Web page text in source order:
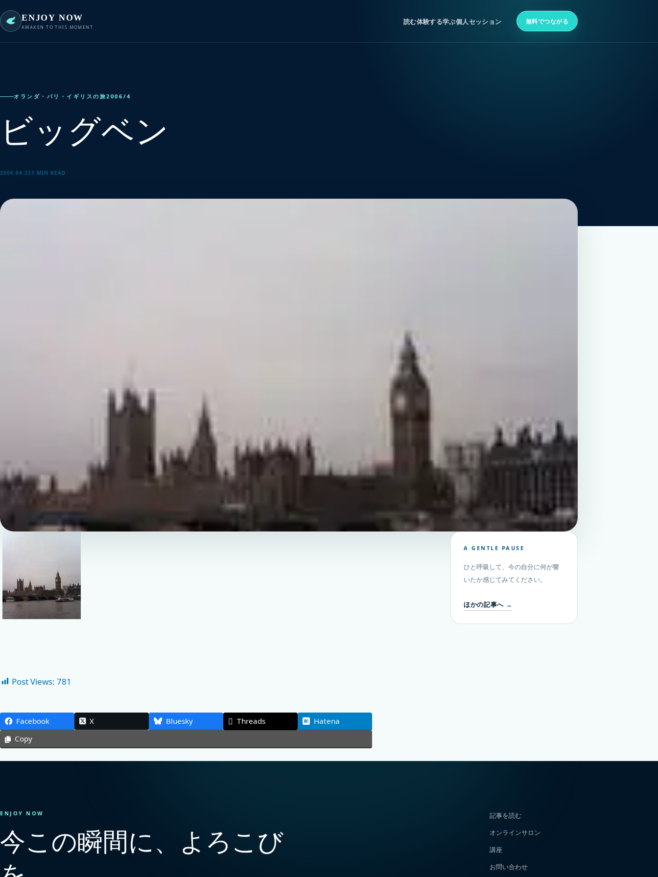
ENJOY NOW
AWAKEN TO THIS MOMENT
読む体験する学ぶ個人セッション 無料でつながる
オランダ・パリ・イギリスの旅2006/4
ビッグベン
2006.04.221 MIN READ
Post Views: 781
Facebook X Bluesky Threads
Hatena
Copy
A GENTLE PAUSE
ひと呼吸して、今の自分に何が響
いたか感じてみてください。
ほかの記事へ →
ENJOY NOW
今この瞬間に、よろこび
記事を読む
オンラインサロン
講座
お問い合わせ